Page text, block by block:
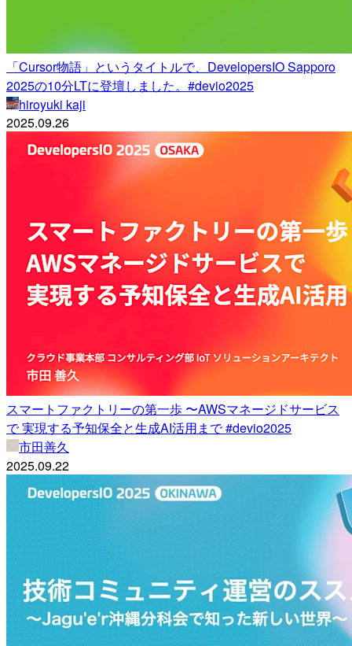
「Cursor物語」というタイトルで、DevelopersIO Sapporo
2025の10分LTに登壇しました。#devio2025
hiroyuki kaji
2025.09.26
スマートファクトリーの第一歩 〜AWSマネージドサービス
で 実現する予知保全と生成AI活用まで #devio2025
市田善久
2025.09.22